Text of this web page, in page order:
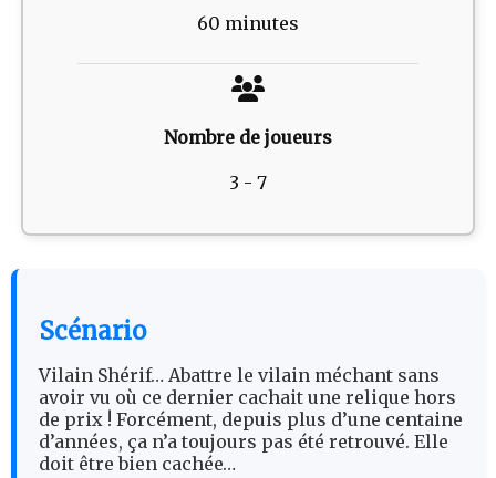
60 minutes
Nombre de joueurs
3 - 7
Scénario
Vilain Shérif… Abattre le vilain méchant sans
avoir vu où ce dernier cachait une relique hors
de prix ! Forcément, depuis plus d’une centaine
d’années, ça n’a toujours pas été retrouvé. Elle
doit être bien cachée…